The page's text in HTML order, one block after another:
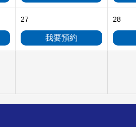
27 28
我要預約